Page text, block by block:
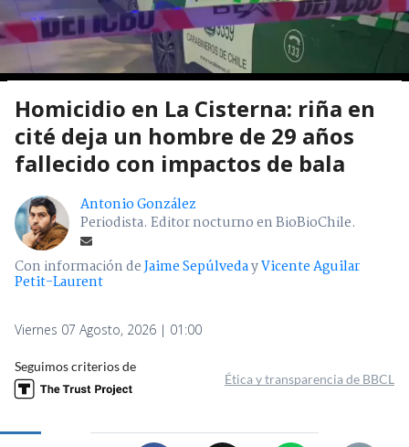
Homicidio en La Cisterna: riña en
cité deja un hombre de 29 años
fallecido con impactos de bala
Antonio González
Periodista. Editor nocturno en BioBioChile.
Con información deJaime SepúlvedayVicente Aguilar
Petit-Laurent
Viernes 07 Agosto, 2026 | 01:00
Seguimos criterios de
Ética y transparencia de BBCL